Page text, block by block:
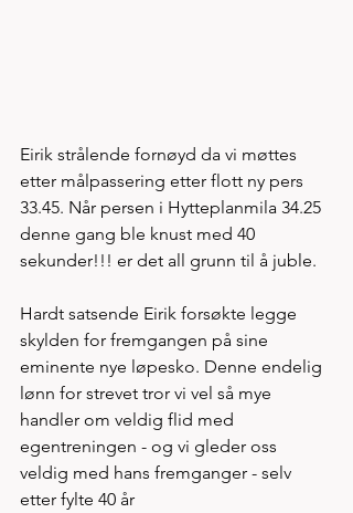
Eirik strålende fornøyd da vi møttes
etter målpassering etter flott ny pers
33.45. Når persen i Hytteplanmila 34.25
denne gang ble knust med 40
sekunder!!! er det all grunn til å juble.
Hardt satsende Eirik forsøkte legge
skylden for fremgangen på sine
eminente nye løpesko. Denne endelig
lønn for strevet tror vi vel så mye
handler om veldig flid med
egentreningen - og vi gleder oss
veldig med hans fremganger - selv
etter fylte 40 år